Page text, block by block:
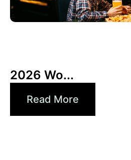
2026 Wo...
Read More